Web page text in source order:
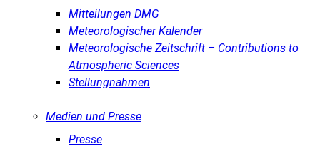
Mitteilungen DMG
Meteorologischer Kalender
Meteorologische Zeitschrift – Contributions to
Atmospheric Sciences
Stellungnahmen
Medien und Presse
Presse